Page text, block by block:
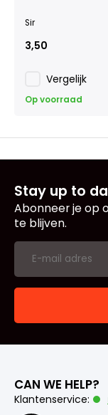
Sir
3,50
Vergelijk
Op voorraad
Stay up to
Abonneer je op
te blijven.
CAN WE HELP?
Klantenservice: